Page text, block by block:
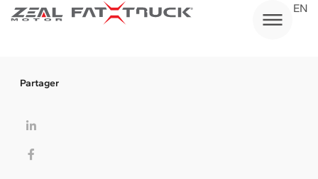
Aller
au
EN
Partager